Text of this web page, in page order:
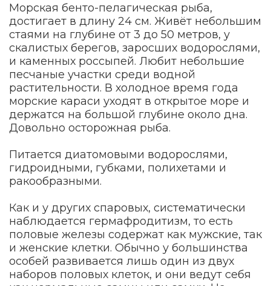
Морская бенто-пелагическая рыба,
достигает в длину 24 см. Живёт небольшим
стаями на глубине от 3 до 50 метров, у
скалистых берегов, заросших водорослями,
и каменных россыпей. Любит небольшие
песчаные участки среди водной
растительности. В холодное время года
морские караси уходят в открытое море и
держатся на большой глубине около дна.
Довольно осторожная рыба.
Питается диатомовыми водорослями,
гидроидными, губками, полихетами и
ракообразными.
Как и у других спаровых, систематически
наблюдается гермафродитизм, то есть
половые железы содержат как мужские, так
и женские клетки. Обычно у большинства
особей развивается лишь один из двух
наборов половых клеток, и они ведут себя